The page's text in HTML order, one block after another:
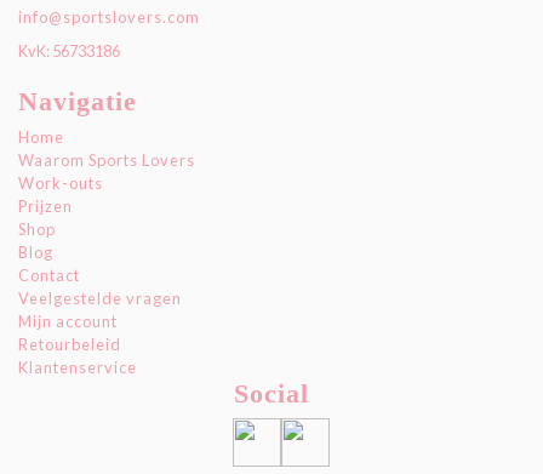
info@sportslovers.com
KvK: 56733186
Navigatie
Home
Waarom Sports Lovers
Work-outs
Prijzen
Shop
Blog
Contact
Veelgestelde vragen
Mijn account
Retourbeleid
Klantenservice
Social